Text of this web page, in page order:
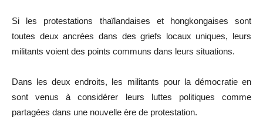
Si les protestations thaïlandaises et hongkongaises sont
toutes deux ancrées dans des griefs locaux uniques, leurs
militants voient des points communs dans leurs situations.
Dans les deux endroits, les militants pour la démocratie en
sont venus à considérer leurs luttes politiques comme
partagées dans une nouvelle ère de protestation.